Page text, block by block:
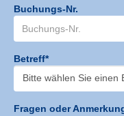
Buchungs-Nr.
Betreff*
Fragen oder